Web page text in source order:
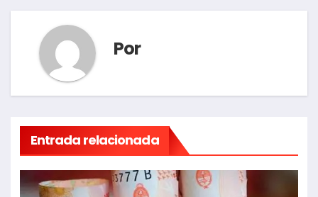
Por
Entrada relacionada